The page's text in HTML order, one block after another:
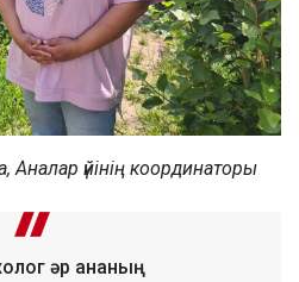
үйінің координаторы
әр ананың